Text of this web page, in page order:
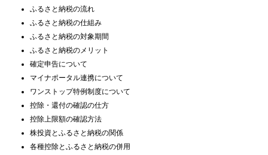
ふるさと納税の流れ
ふるさと納税の仕組み
ふるさと納税の対象期間
ふるさと納税のメリット
確定申告について
マイナポータル連携について
ワンストップ特例制度について
控除・還付の確認の仕方
控除上限額の確認方法
株投資とふるさと納税の関係
各種控除とふるさと納税の併用